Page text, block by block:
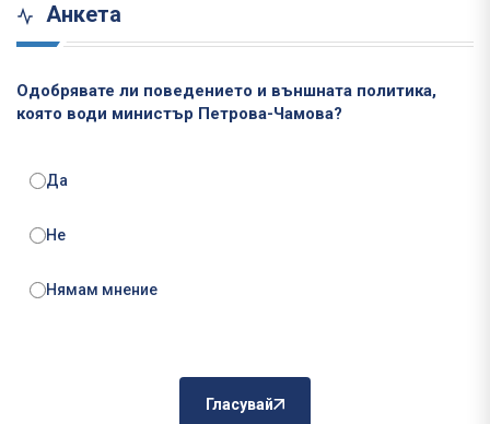
Анкета
Одобрявате ли поведението и външната политика,
която води министър Петрова-Чамова?
Да
Не
Нямам мнение
Гласувай